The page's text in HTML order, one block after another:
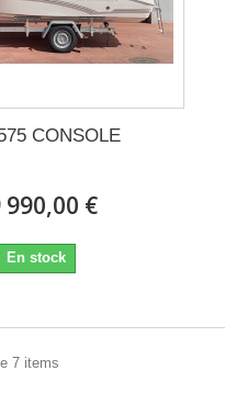
CONSOLE
990,00 €
En stock
7 items